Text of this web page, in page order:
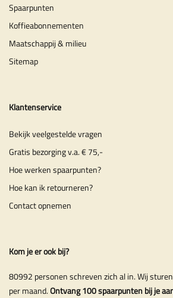
Spaarpunten
Koffieabonnementen
Maatschappij & milieu
Sitemap
Klantenservice
Bekijk veelgestelde vragen
Gratis bezorging v.a. € 75,-
Hoe werken spaarpunten?
Hoe kan ik retourneren?
Contact opnemen
Kom je er ook bij?
80992 personen schreven zich al in. Wij
per maand.Ontvang 100 spaarpunten bij je